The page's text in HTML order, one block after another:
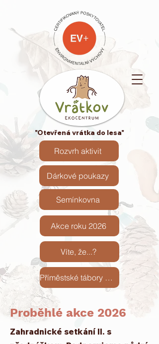
"Otevřená vrátka do lesa"
Semínkovna
Dárkové poukazy
Rozvrh aktivit
Akce roku 2026
Víte, že...?
Příměstské tábory 2026
Proběhlé akce 2026
​​​​Zahradnické setkání II. s